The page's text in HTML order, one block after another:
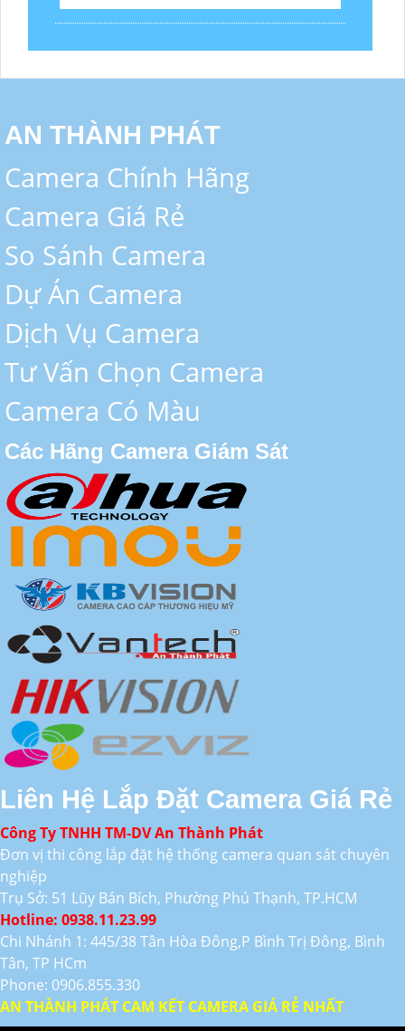
AN THÀNH PHÁT
Camera Chính Hãng
Camera Giá Rẻ
So Sánh Camera
Dự Án Camera
Dịch Vụ Camera
Tư Vấn Chọn Camera
Camera Có Màu
Các Hãng Camera Giám Sát
Liên Hệ Lắp Đặt Camera Giá Rẻ
Công Ty TNHH TM-DV An Thành Phát
Đơn vị thi công lắp đặt hệ thống camera quan sát chuyên
nghiệp
Trụ Sở: 51 Lũy Bán Bích, Phường Phú Thạnh, TP.HCM
Hotline: 0938.11.23.99
Chi Nhánh 1: 445/38 Tân Hòa Đông,P Bình Trị Đông, Bình
Tân, TP HCm
Phone: 0906.855.330
AN THÀNH PHÁT CAM KẾT CAMERA GIÁ RẺ NHẤT